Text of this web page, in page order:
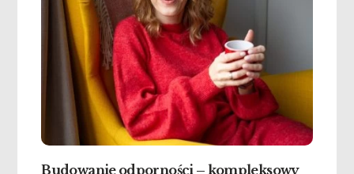
Budowanie odporności – kompleksowy